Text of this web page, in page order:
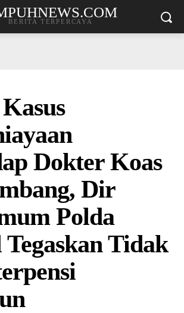
BERITA TERPERCAYA
Dokter Koas
Dir
Polda
Tegaskan Tidak